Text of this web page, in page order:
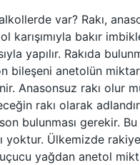
var? Rakı,
karışımıyla bakır
yapılır. Rakıda
bileşeni anetolün
Anasonsuz rakı olur
rakı olarak
bulunması gerekir.
yoktur. Ülkemizde rakiye
yağdan anetol